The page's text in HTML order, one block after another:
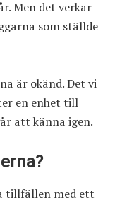
Men det verkar
som ställde
är okänd. Det vi
en enhet till
att känna igen.
tillfällen med ett